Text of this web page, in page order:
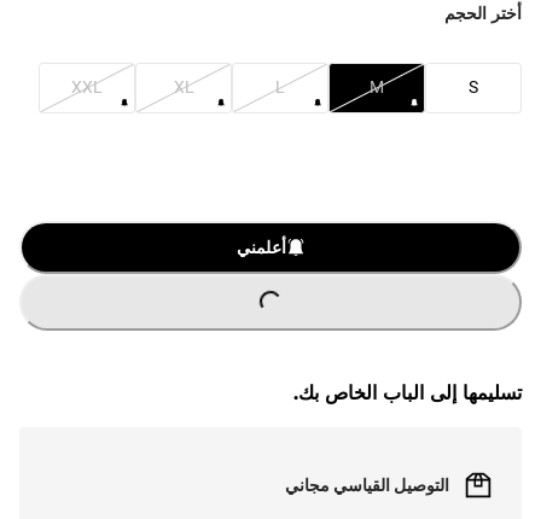
أختر الحجم
S
M
L
XL
XXL
أعلمني
L
.
تسليمها إلى الباب الخاص بك.
التوصيل القياسي مجاني